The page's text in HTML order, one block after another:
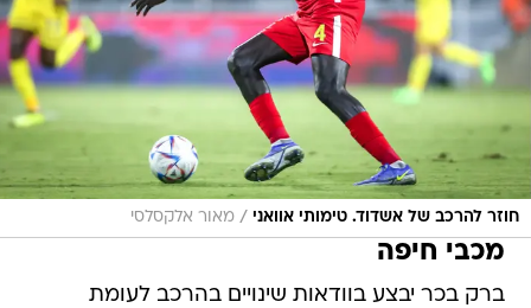
חוזר להרכב של אשדוד. טימותי אוואני / מאור אלקסלסי
מכבי חיפה
ברק בכר יבצע בוודאות שינויים בהרכב לעומת